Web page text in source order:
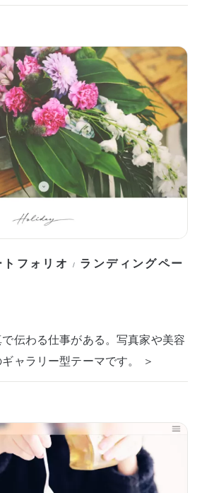
フォリオ / ランディングペー
伝わる仕事がある。写真家や美容
ャラリー型テーマです。 ＞